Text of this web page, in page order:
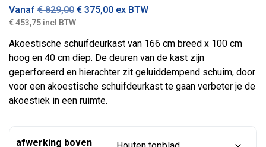
Vanaf €829,00 € 375,00 ex BTW
€ 453,75 incl BTW
Akoestische schuifdeurkast van 166 cm breed x 100 cm
hoog en 40 cm diep. De deuren van de kast zijn
geperforeerd en hierachter zit geluiddempend schuim, door
voor een akoestische schuifdeurkast te gaan verbeter je de
akoestiek in een ruimte.
afwerking boven